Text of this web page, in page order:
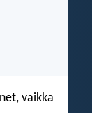
vaikka